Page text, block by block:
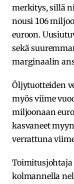
merkitys, sillä
nousi 106
euroon.
sekä
marginaalin
Öljytuotteiden
myös viime
miljoonaan
kasvaneet
verrattuna
Toimitusjohtaja
kolmannella